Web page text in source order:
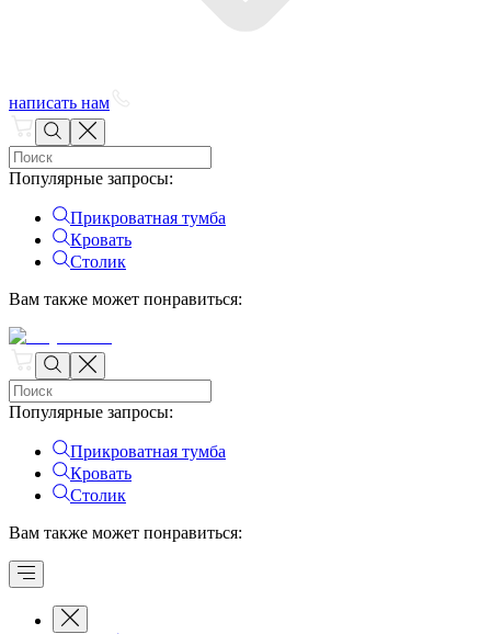
написать нам
Популярные запросы:
Прикроватная тумба
Кровать
Столик
Вам также может понравиться:
Популярные запросы:
Прикроватная тумба
Кровать
Столик
Вам также может понравиться: